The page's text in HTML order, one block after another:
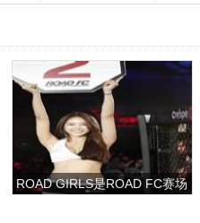
ROAD GIRLS是ROAD FC赛场